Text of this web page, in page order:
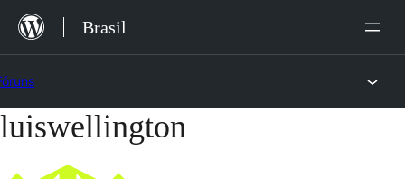
para
Brasil
Pular
luiswellington